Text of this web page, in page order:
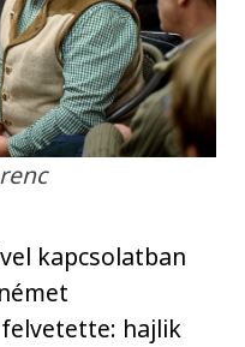
kapcsolatban
hajlik